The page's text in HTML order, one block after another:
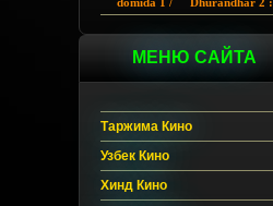
Egallangan 1 /
Hind kino
Uzbek tilida
Intiqom 2026
МЕНЮ САЙТА
Таржима Кино
Узбек Кино
Хинд Кино